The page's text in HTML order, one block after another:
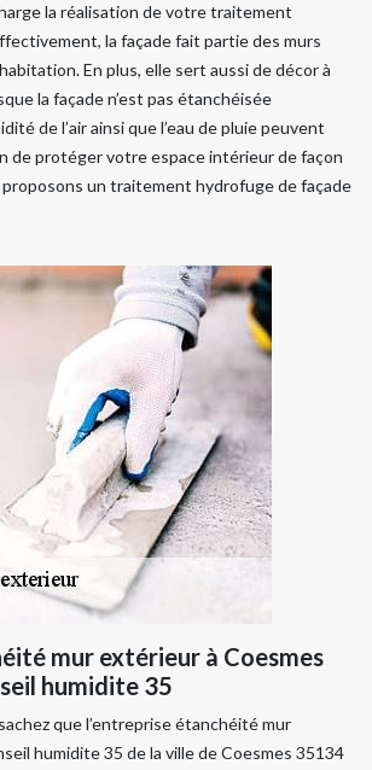
la réalisation de votre traitement
la façade fait partie des murs
En plus, elle sert aussi de décor à
la façade n’est pas étanchéisée
de l’air ainsi que l’eau de pluie peuvent
de protéger votre espace intérieur de façon
un traitement hydrofuge de façade
mur extérieur à Coesmes
humidite 35
que l’entreprise étanchéité mur
humidite 35 de la ville de Coesmes 35134